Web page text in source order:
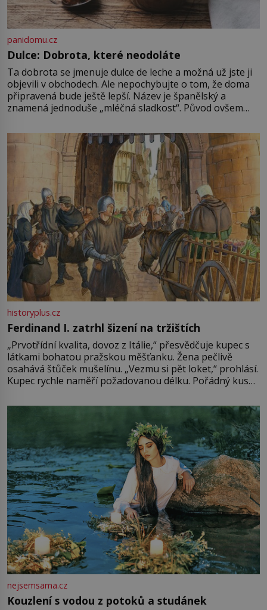
panidomu.cz
Dulce: Dobrota, které neodoláte
Ta dobrota se jmenuje dulce de leche a možná už jste ji
objevili v obchodech. Ale nepochybujte o tom, že doma
připravená bude ještě lepší. Název je španělský a
znamená jednoduše „mléčná sladkost“. Původ ovšem
pře hned několik latinskoamerických zemí a k tomu
Francie, kde se traduje,
historyplus.cz
Ferdinand I. zatrhl šizení na tržištích
„Prvotřídní kvalita, dovoz z Itálie,“ přesvědčuje kupec s
látkami bohatou pražskou měšťanku. Žena pečlivě
osahává štůček mušelínu. „Vezmu si pět loket,“ prohlásí.
Kupec rychle naměří požadovanou délku. Pořádný kus
milostpaní. Stačí jenom na sukni,“ zhodnotí švadlena
množství růžového mušelínu. „Ošidili vás, podívejte.“
nejsemsama.cz
Kouzlení s vodou z potoků a studánek